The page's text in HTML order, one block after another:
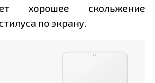
хорошее скольжение
по экрану.